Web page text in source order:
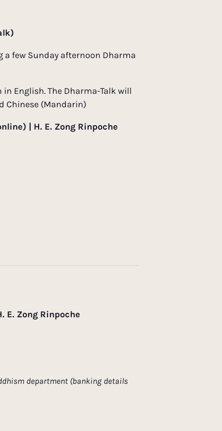
few Sunday afternoon Dharma
English. The Dharma-Talk will
Chinese (Mandarin)
| H. E. Zong Rinpoche
Zong Rinpoche
department (banking details